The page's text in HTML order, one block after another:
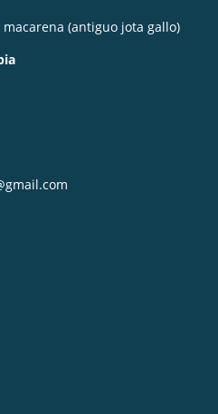
(antiguo jota gallo)